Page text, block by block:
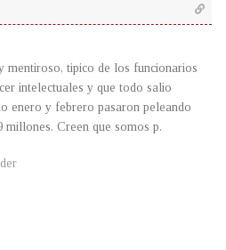
mentiroso, tipico de los funcionarios
intelectuales y que todo salio
enero y febrero pasaron peleando
Creen que somos p.